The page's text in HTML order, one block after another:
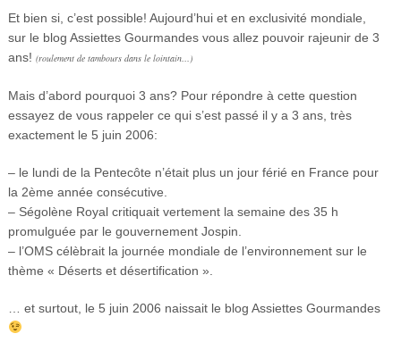
Et bien si, c’est possible! Aujourd’hui et en exclusivité mondiale,
sur le blog Assiettes Gourmandes vous allez pouvoir rajeunir de 3
ans! (roulement de tambours dans le lointain…)
Mais d’abord pourquoi 3 ans? Pour répondre à cette question
essayez de vous rappeler ce qui s’est passé il y a 3 ans, très
exactement le 5 juin 2006:
– le lundi de la Pentecôte n’était plus un jour férié en France pour
la 2ème année consécutive.
– Ségolène Royal critiquait vertement la semaine des 35 h
promulguée par le gouvernement Jospin.
– l’OMS célèbrait la journée mondiale de l’environnement sur le
thème « Déserts et désertification ».
… et surtout, le 5 juin 2006 naissait le blog Assiettes Gourmandes